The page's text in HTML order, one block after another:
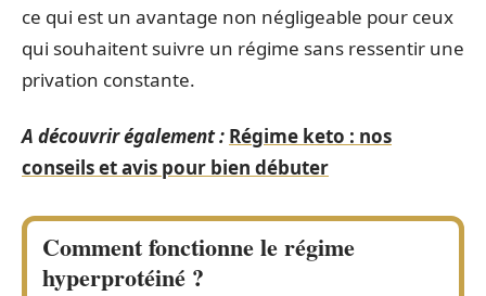
ce qui est un avantage non négligeable pour ceux
qui souhaitent suivre un régime sans ressentir une
privation constante.
A découvrir également : Régime keto : nos
conseils et avis pour bien débuter
Comment fonctionne le régime
hyperprotéiné ?